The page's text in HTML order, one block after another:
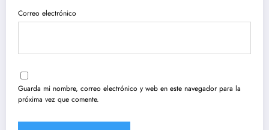
Correo electrónico
Guarda mi nombre, correo electrónico y web en este navegador para la
próxima vez que comente.